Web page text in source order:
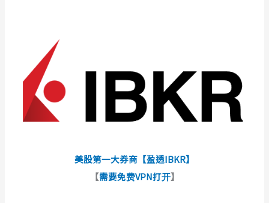
美股第一大券商【盈透IBKR】
【需要免费VPN打开】